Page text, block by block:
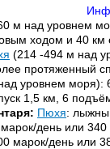
м над уровнем
ходом и 40 км
(214 -494 м над
протяженный
уровнем моря):
1,5 км, 6
Пюхя:
день или
марок/день или